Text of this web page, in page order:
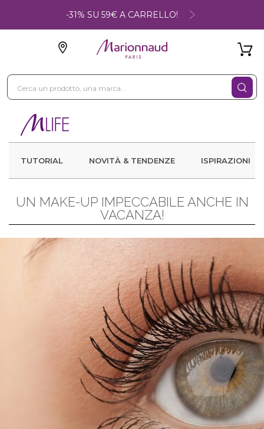
-31% SU 59€ A CARRELLO!
TUTORIAL NOVITÀ & TENDENZE ISPIRAZIONI
UN MAKE-UP IMPECCABILE ANCHE IN
VACANZA!